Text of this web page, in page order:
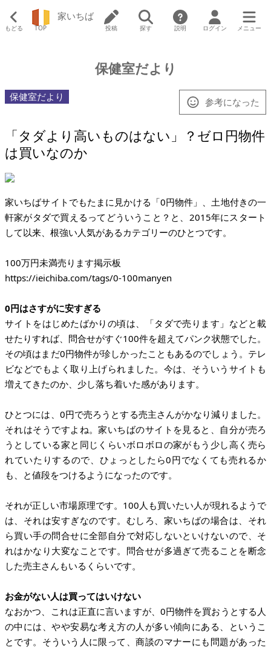
もどる TOP
家いちば
投稿 探す 説明 ログイン メニュー
保健室だより
保健室だより 参考になった
「タダより高いものはない」？ゼロ円物件
は買いなのか
家いちばサイトでもたまに見かける「0円物件」、土地付きの一
軒家がタダで買えるってどういうこと？と、2015年にスタート
して以来、根強い人気があるカテゴリーのひとつです。
https://ieichiba.com/tags/0-100manyen
0円はさすがに安すぎる
サイトをはじめたばかりの頃は、「タダで売ります」などと載
せたりすれば、問合せがすぐ100件を超えてパンク状態でした。
その頃はまだ0円物件が珍しかったこともあるのでしょう。テレ
ビなどでもよく取り上げられました。今は、そういうサイトも
増えてきたのか、少し落ち着いた感があります。
ひとつには、0円で売ろうとする売主さんがかなり減りました。
それはそうですよね。家いちばのサイトを見ると、自分が売ろ
うとしている家と同じくらいボロボロの家がもう少し高く売ら
れていたりするので、ひょっとしたら0円でなくても売れるか
も、と値段をつけるようになったのです。
それが正しい市場原理です。100人も買いたい人が現れるようで
は、それは安すぎなのです。むしろ、家いちばの場合は、それ
ら買い手の問合せに全部自分で対応しないといけないので、そ
れはかなり大変なことです。問合せが多過ぎて売ることを断念
した売主さんもいるくらいです。
お金がない人は買ってはいけない
なおかつ、これは正直に言いますが、0円物件を買おうとする人
の中には、やや安易な考え方の人が多い傾向にある、というこ
とです。そういう人に限って、商談のマナーにも問題があった